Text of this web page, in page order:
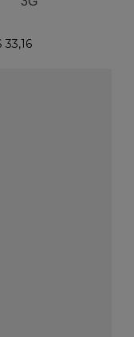
33,16